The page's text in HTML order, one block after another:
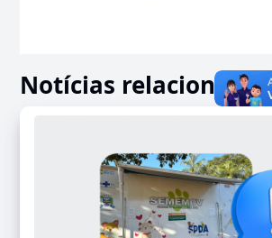
Notícias relacionadas